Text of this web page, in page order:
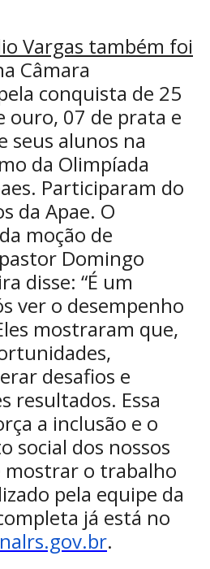
Vargas também foi
Câmara
conquista de 25
ouro, 07 de prata e
seus alunos na
da Olimpíada
Participaram do
da Apae. O
moção de
Domingo
disse: “É um
ver o desempenho
mostraram que,
desafios e
resultados. Essa
a inclusão e o
social dos nossos
mostrar o trabalho
pela equipe da
já está no
.